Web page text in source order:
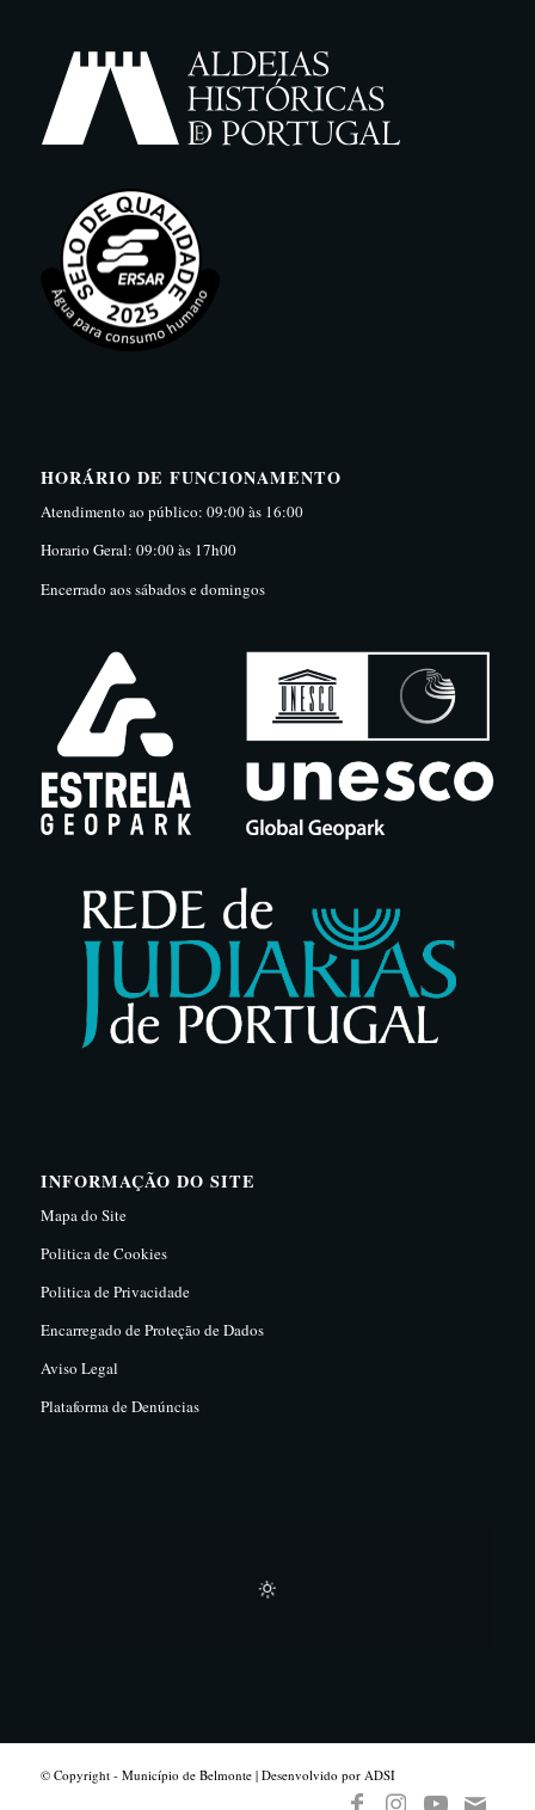
HORÁRIO DE FUNCIONAMENTO
Atendimento ao público: 09:00 às 16:00
Horario Geral: 09:00 às 17h00
Encerrado aos sábados e domingos
INFORMAÇÃO DO SITE
Mapa do Site
Politica de Cookies
Politica de Privacidade
Encarregado de Proteção de Dados
Aviso Legal
Plataforma de Denúncias
© Copyright - Município de Belmonte | Desenvolvido por ADSI